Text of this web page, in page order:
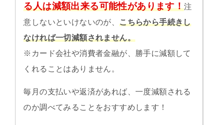
る人は減額出来る可能性があります！注
意しないといけないのが、こちらから手続きし
なければ一切減額されません。
※カード会社や消費者金融が、勝手に減額して
くれることはありません。
毎月の支払いや返済があれば、一度減額される
のか調べてみることをおすすめします！